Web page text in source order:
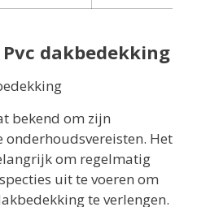
dakbedekking
bekend om zijn
Het
om regelmatig
uit te voeren om
te verlengen.